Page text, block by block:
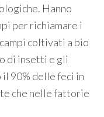
Hanno
per richiamare i
coltivati a bio
di insetti e gli
90% delle feci in
che nelle fattorie